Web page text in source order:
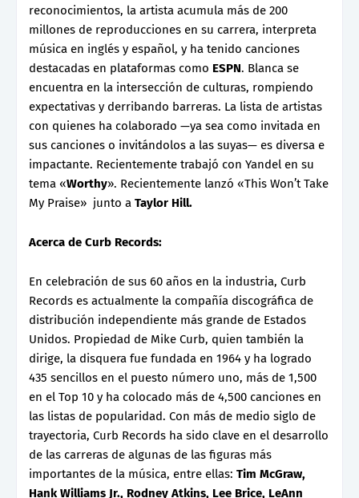
reconocimientos, la artista acumula más de 200
millones de reproducciones en su carrera, interpreta
música en inglés y español, y ha tenido canciones
destacadas en plataformas como ESPN. Blanca se
encuentra en la intersección de culturas, rompiendo
expectativas y derribando barreras. La lista de artistas
con quienes ha colaborado —ya sea como invitada en
sus canciones o invitándolos a las suyas— es diversa e
impactante. Recientemente trabajó con Yandel en su
tema «Worthy». Recientemente lanzó «This Won’t Take
My Praise» junto a Taylor Hill.
Acerca de Curb Records:
En celebración de sus 60 años en la industria, Curb
Records es actualmente la compañía discográfica de
distribución independiente más grande de Estados
Unidos. Propiedad de Mike Curb, quien también la
dirige, la disquera fue fundada en 1964 y ha logrado
435 sencillos en el puesto número uno, más de 1,500
en el Top 10 y ha colocado más de 4,500 canciones en
las listas de popularidad. Con más de medio siglo de
trayectoria, Curb Records ha sido clave en el desarrollo
de las carreras de algunas de las figuras más
importantes de la música, entre ellas: Tim McGraw,
Hank Williams Jr., Rodney Atkins, Lee Brice, LeAnn